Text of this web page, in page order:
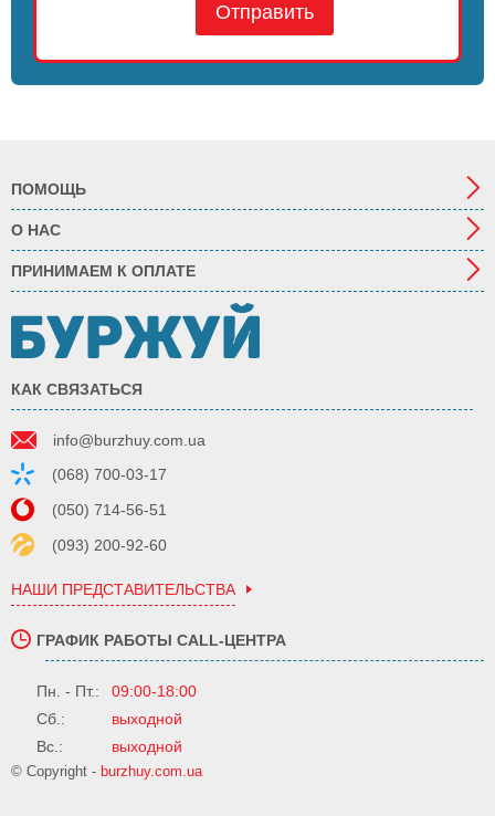
Отправить
ПОМОЩЬ
О НАС
ПРИНИМАЕМ К ОПЛАТЕ
КАК СВЯЗАТЬСЯ
info@burzhuy.com.ua
(068) 700-03-17
(050) 714-56-51
(093) 200-92-60
НАШИ ПРЕДСТАВИТЕЛЬСТВА
ГРАФИК РАБОТЫ CALL-ЦЕНТРА
Пн. - Пт.:
09:00-18:00
Сб.:
выходной
Вс.:
выходной
© Copyright - burzhuy.com.ua